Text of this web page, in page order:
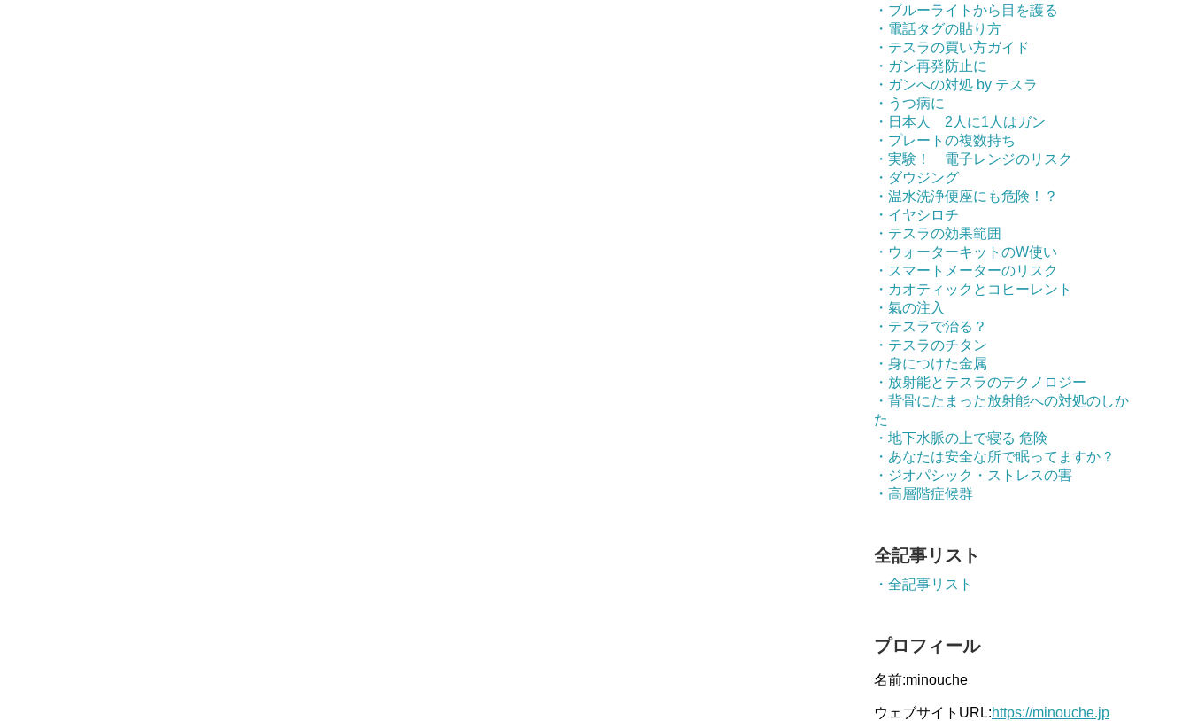
・ブルーライトから目を護る
・電話タグの貼り方
・テスラの買い方ガイド
・ガン再発防止に
・ガンへの対処 by テスラ
・うつ病に
・日本人 2人に1人はガン
・プレートの複数持ち
・実験！ 電子レンジのリスク
・ダウジング
・温水洗浄便座にも危険！？
・イヤシロチ
・テスラの効果範囲
・ウォーターキットのW使い
・スマートメーターのリスク
・カオティックとコヒーレント
・氣の注入
・テスラで治る？
・テスラのチタン
・身につけた金属
・放射能とテスラのテクノロジー
・背骨にたまった放射能への対処のしか
た
・地下水脈の上で寝る 危険
・あなたは安全な所で眠ってますか？
・ジオパシック・ストレスの害
・高層階症候群
全記事リスト
・全記事リスト
プロフィール
名前:minouche
ウェブサイトURL:https://minouche.jp